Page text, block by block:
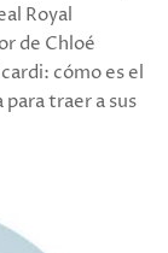
Royal
de Chloé
cómo es el
traer a sus